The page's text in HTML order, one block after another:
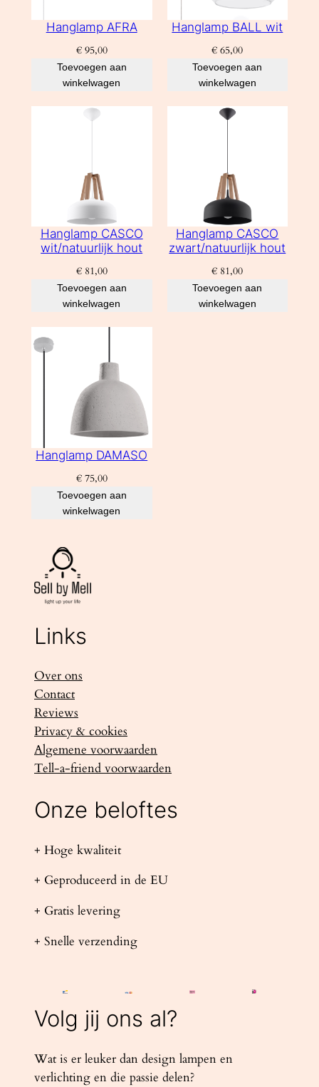
Hanglamp AFRA
€95,00
Toevoegen aan
winkelwagen
Hanglamp BALL wit
€ 65,00
Toevoegen aan
winkelwagen
Hanglamp CASCO
wit/natuurlijk hout
€81,00
Toevoegen aan
winkelwagen
Hanglamp CASCO
zwart/natuurlijk hout
€ 81,00
Toevoegen aan
winkelwagen
Hanglamp DAMASO
€75,00
Toevoegen aan
winkelwagen
Links
Over ons
Contact
Reviews
Privacy & cookies
Algemene voorwaarden
Tell-a-friend voorwaarden
Onze beloftes
+ Hoge kwaliteit
+ Geproduceerd in de EU
+ Gratis levering
+ Snelle verzending
Volg jij ons al?
Wat is er leuker dan design lampen en
verlichting en die passie delen?